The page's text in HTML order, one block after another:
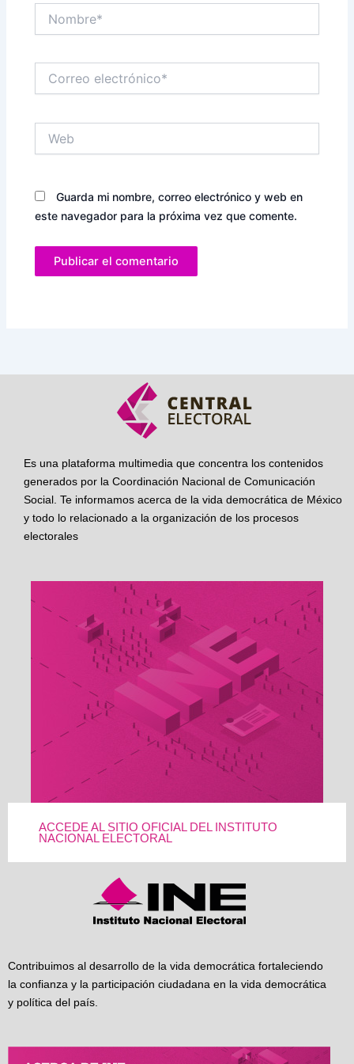
electrónico*
Guarda mi nombre, correo electrónico y web en
este navegador para la próxima vez que comente.
Es una plataforma multimedia que concentra los contenidos
generados por la Coordinación Nacional de Comunicación
Social. Te informamos acerca de la vida democrática de México
y todo lo relacionado a la organización de los procesos
electorales
ACCEDE AL SITIO OFICIAL DEL INSTITUTO
NACIONAL ELECTORAL
Contribuimos al desarrollo de la vida democrática fortaleciendo
la confianza y la participación ciudadana en la vida democrática
y política del país.